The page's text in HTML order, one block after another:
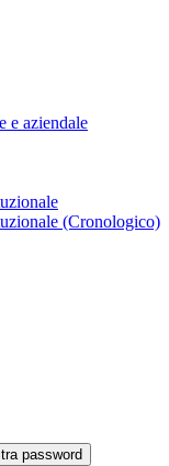
e aziendale
(Cronologico)
password